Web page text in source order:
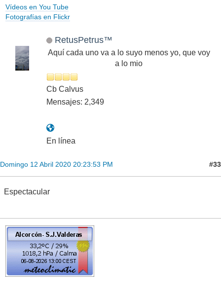
Vídeos en You Tube
Fotografías en Flickr
RetusPetrus™
Aquí cada uno va a lo suyo menos yo, que voy
a lo mio
Cb Calvus
Mensajes: 2,349
En línea
Domingo 12 Abril 2020 20:23:53 PM #33
Espectacular